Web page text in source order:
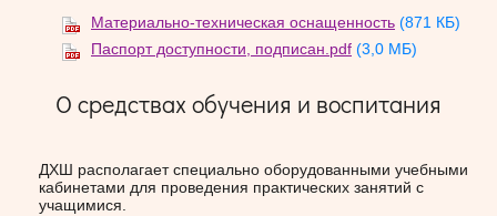
Материально-техническая оснащенность (871 КБ)
Паспорт доступности, подписан.pdf (3,0 МБ)
О средствах обучения и воспитания
ДХШ располагает специально оборудованными учебными
кабинетами для проведения практических занятий с
учащимися.